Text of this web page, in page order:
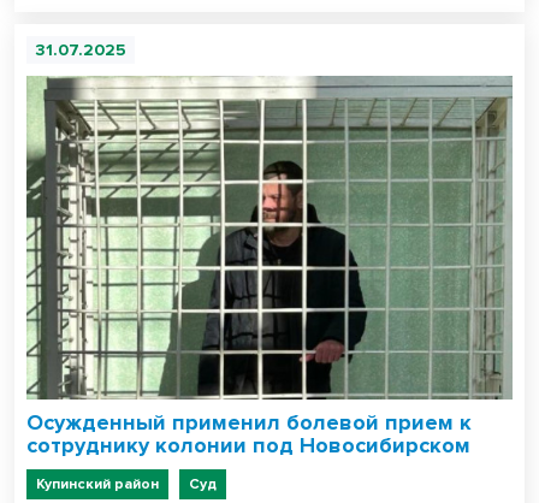
31.07.2025
Осужденный применил болевой прием к
сотруднику колонии под Новосибирском
Купинский район Суд